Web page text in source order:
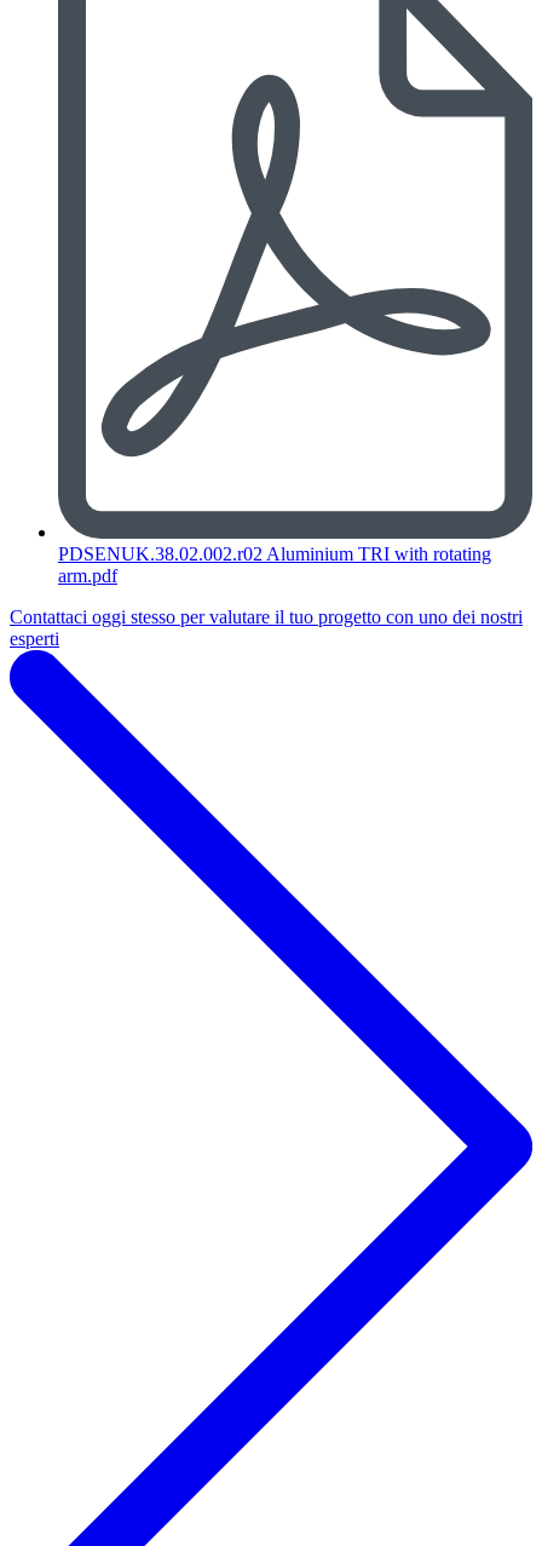
PDSENUK.38.02.002.r02 Aluminium TRI with rotating
arm.pdf
Contattaci oggi stesso per valutare il tuo progetto con uno dei nostri
esperti